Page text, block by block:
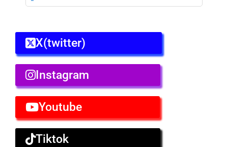
X(twitter)
Instagram
Youtube
Tiktok